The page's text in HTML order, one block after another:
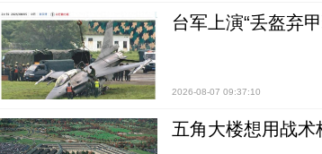
台军上演“丢盔弃
2026-08-07 09:37:10
五角大楼想用战术